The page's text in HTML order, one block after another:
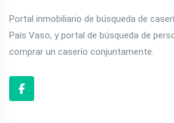
Portal inmobiliario de búsqueda de
País Vaso, y portal de búsqueda de
comprar un caserío conjuntamente.